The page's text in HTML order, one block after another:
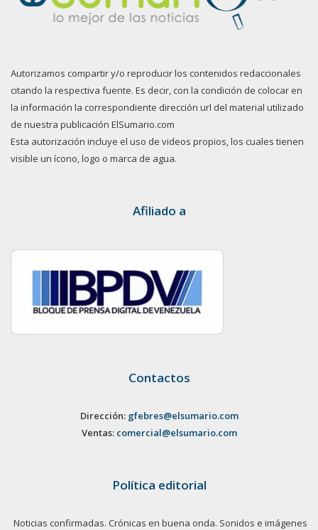
Autorizamos compartir y/o reproducir los contenidos redaccionales
citando la respectiva fuente. Es decir, con la condición de colocar en
la información la correspondiente dirección url del material utilizado
de nuestra publicación ElSumario.com
Esta autorización incluye el uso de videos propios, los cuales tienen
visible un ícono, logo o marca de agua.
Afiliado a
Contactos
Dirección: gfebres@elsumario.com
Ventas: comercial@elsumario.com
Política editorial
Noticias confirmadas. Crónicas en buena onda. Sonidos e imágenes